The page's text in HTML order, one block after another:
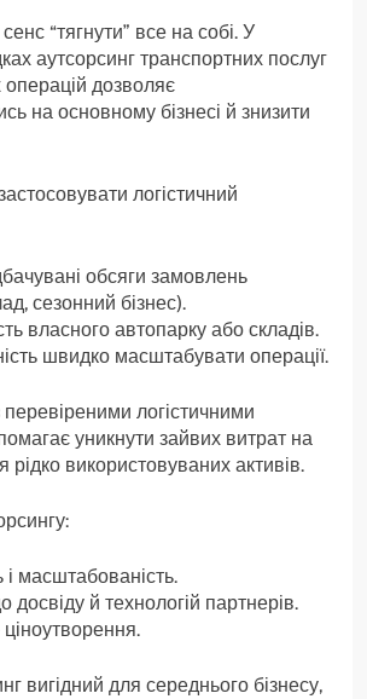
“тягнути” все на собі. У
аутсорсинг транспортних послуг
операцій дозволяє
на основному бізнесі й знизити
логістичний
обсяги замовлень
сезонний бізнес).
власного автопарку або складів.
швидко масштабувати операції.
перевіреними логістичними
уникнути зайвих витрат на
рідко використовуваних активів.
і масштабованість.
досвіду й технологій партнерів.
вигідний для середнього бізнесу,